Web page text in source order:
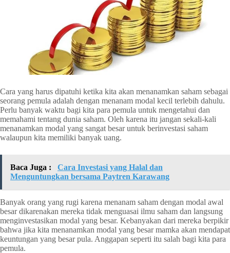
Cara yang harus dipatuhi ketika kita akan menanamkan saham sebagai
seorang pemula adalah dengan menanam modal kecil terlebih dahulu.
Perlu banyak waktu bagi kita para pemula untuk mengetahui dan
memahami tentang dunia saham. Oleh karena itu jangan sekali-kali
menanamkan modal yang sangat besar untuk berinvestasi saham
walaupun kita memiliki banyak uang.
Baca Juga :
Cara Investasi yang Halal dan
Menguntungkan bersama Paytren Karawang
Banyak orang yang rugi karena menanam saham dengan modal awal
besar dikarenakan mereka tidak menguasai ilmu saham dan langsung
menginvestasikan modal yang besar. Kebanyakan dari mereka berpikir
bahwa jika kita menanamkan modal yang besar mamka akan mendapat
keuntungan yang besar pula. Anggapan seperti itu salah bagi kita para
pemula.